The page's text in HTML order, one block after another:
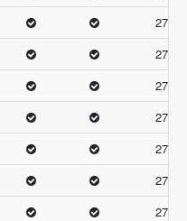
27.66
27.33
27.33
27.33
27.33
27.33
27